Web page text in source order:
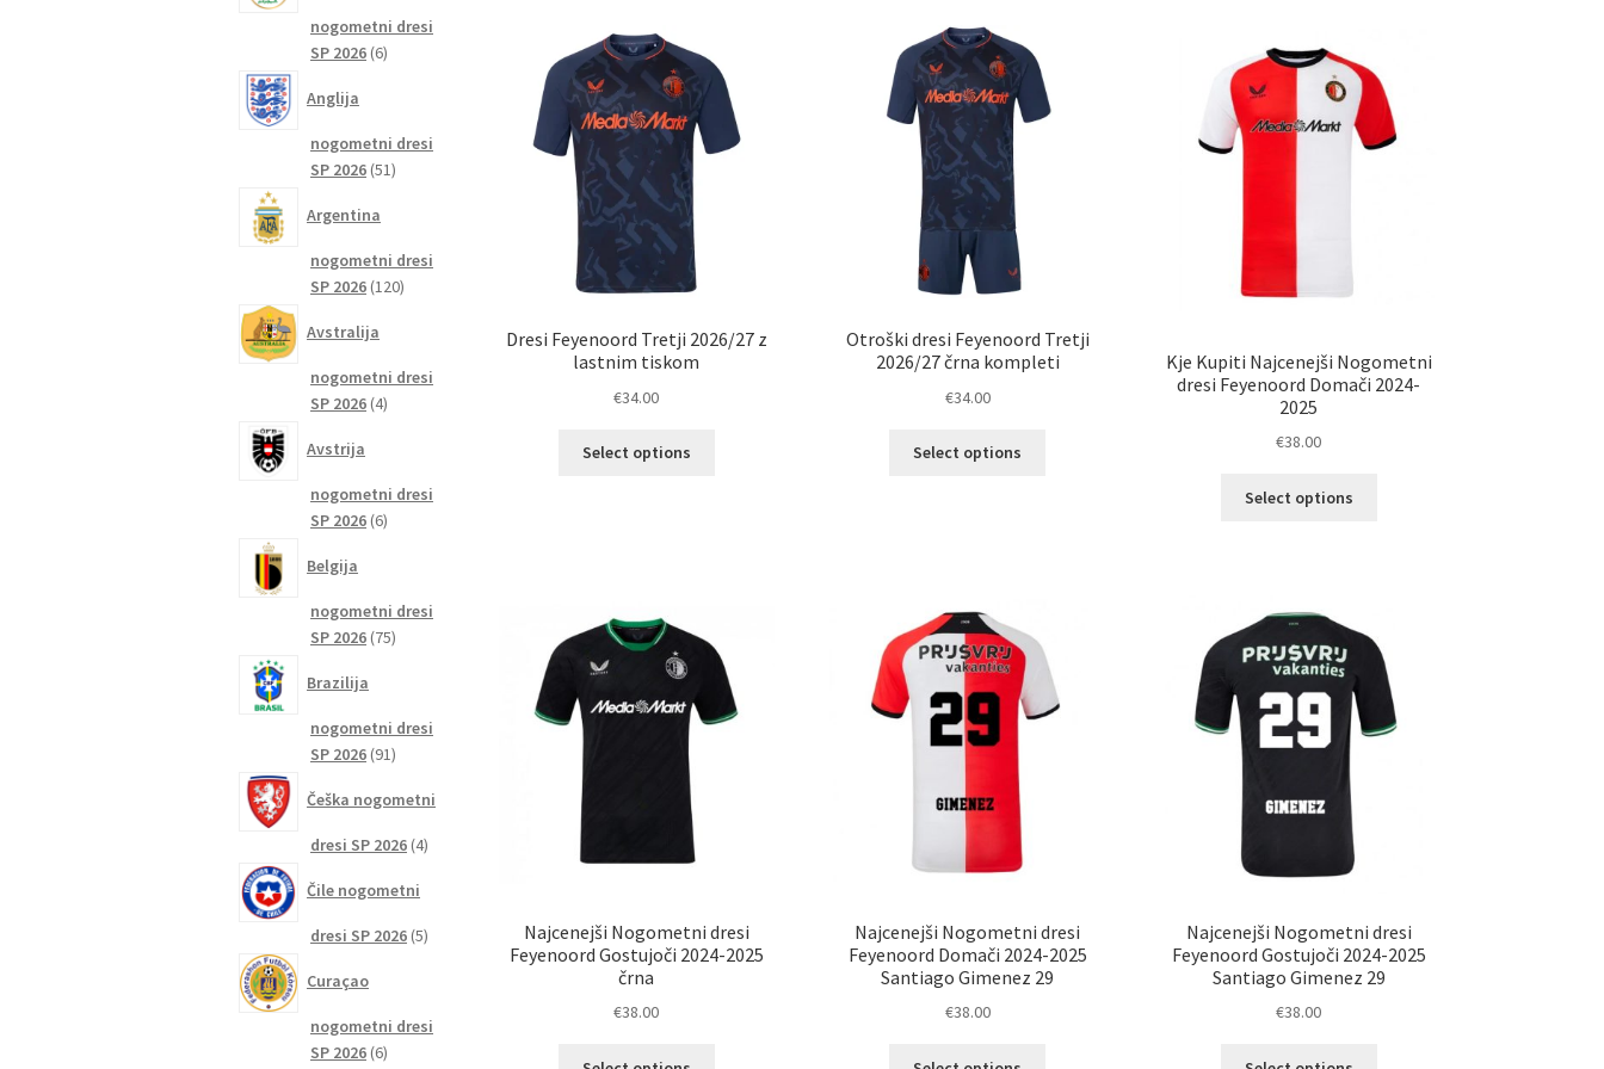
Dresi Feyenoord Tretji 2026/27 z
lastnim tiskom
€34.00
Select options
na
strani
izdelka
Otroški dresi Feyenoord Tretji
2026/27 črna kompleti
€34.00
Select options
na
strani
izdelka
Kje Kupiti Najcenejši Nogometni
dresi Feyenoord Domači 2024-
2025
€38.00
Select options
lahko
izberete
na
strani
Najcenejši Nogometni dresi
Feyenoord Gostujoči 2024-2025
črna
€38.00
Najcenejši Nogometni dresi
Feyenoord Domači 2024-2025
Santiago Gimenez 29
€38.00
Najcenejši Nogometni dresi
Feyenoord Gostujoči 2024-2025
Santiago Gimenez 29
€38.00
nogometni dresi
SP 2026 66
Anglija
nogometni dresi
SP 2026 5151
Argentina
nogometni dresi
SP 2026 120120
Avstralija
nogometni dresi
SP 2026 44
Avstrija
nogometni dresi
SP 2026 66
Belgija
nogometni dresi
SP 2026 7575
Brazilija
nogometni dresi
SP 2026 9191
Češka nogometni
dresi SP 2026 44
Čile nogometni
dresi SP 2026 55
Curaçao
nogometni dresi
SP 2026 66